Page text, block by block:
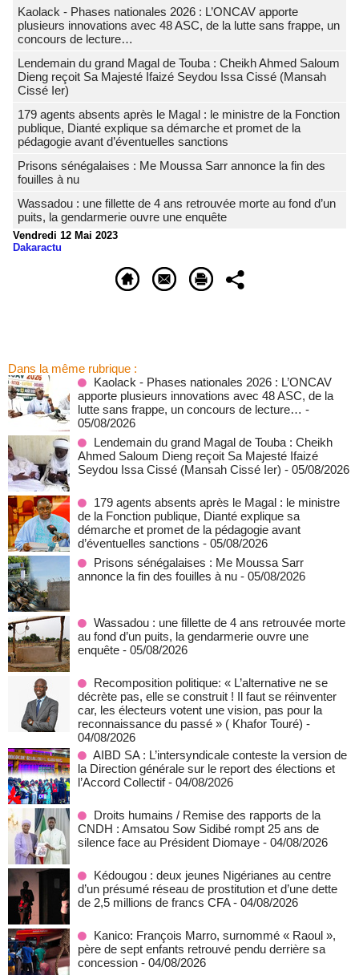
Kaolack - Phases nationales 2026 : L’ONCAV apporte
plusieurs innovations avec 48 ASC, de la lutte sans frappe, un
concours de lecture…
Lendemain du grand Magal de Touba : Cheikh Ahmed Saloum
Dieng reçoit Sa Majesté Ifaizé Seydou Issa Cissé (Mansah
Cissé Ier)
179 agents absents après le Magal : le ministre de la Fonction
publique, Dianté explique sa démarche et promet de la
pédagogie avant d’éventuelles sanctions
Prisons sénégalaises : Me Moussa Sarr annonce la fin des
fouilles à nu
Wassadou : une fillette de 4 ans retrouvée morte au fond d’un
puits, la gendarmerie ouvre une enquête
Vendredi 12 Mai 2023
Dakaractu
Dans la même rubrique :
Kaolack - Phases nationales 2026 : L’ONCAV
apporte plusieurs innovations avec 48 ASC, de la
lutte sans frappe, un concours de lecture… -
05/08/2026
Lendemain du grand Magal de Touba : Cheikh
Ahmed Saloum Dieng reçoit Sa Majesté Ifaizé
Seydou Issa Cissé (Mansah Cissé Ier) - 05/08/2026
179 agents absents après le Magal : le ministre
de la Fonction publique, Dianté explique sa
démarche et promet de la pédagogie avant
d’éventuelles sanctions - 05/08/2026
Prisons sénégalaises : Me Moussa Sarr
annonce la fin des fouilles à nu - 05/08/2026
Wassadou : une fillette de 4 ans retrouvée morte
au fond d’un puits, la gendarmerie ouvre une
enquête - 05/08/2026
Recomposition politique: « L’alternative ne se
décrète pas, elle se construit ! Il faut se réinventer
car, les électeurs votent une vision, pas pour la
reconnaissance du passé » ( Khafor Touré) -
04/08/2026
AIBD SA : L’intersyndicale conteste la version de
la Direction générale sur le report des élections et
l’Accord Collectif - 04/08/2026
Droits humains / Remise des rapports de la
CNDH : Amsatou Sow Sidibé rompt 25 ans de
silence face au Président Diomaye - 04/08/2026
Kédougou : deux jeunes Nigérianes au centre
d’un présumé réseau de prostitution et d’une dette
de 2,5 millions de francs CFA - 04/08/2026
Kanico: François Marro, surnommé « Raoul »,
père de sept enfants retrouvé pendu derrière sa
concession - 04/08/2026